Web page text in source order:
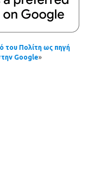
του Πολίτη ως πηγή
Google»